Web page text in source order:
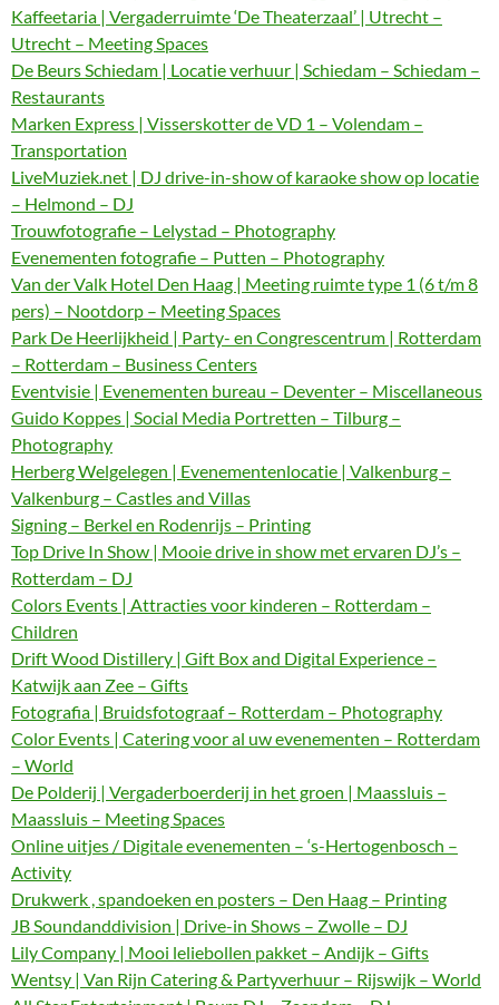
Kaffeetaria | Vergaderruimte ‘De Theaterzaal’ | Utrecht –
Utrecht – Meeting Spaces
De Beurs Schiedam | Locatie verhuur | Schiedam – Schiedam –
Restaurants
Marken Express | Visserskotter de VD 1 – Volendam –
Transportation
LiveMuziek.net | DJ drive-in-show of karaoke show op locatie
– Helmond – DJ
Trouwfotografie – Lelystad – Photography
Evenementen fotografie – Putten – Photography
Van der Valk Hotel Den Haag | Meeting ruimte type 1 (6 t/m 8
pers) – Nootdorp – Meeting Spaces
Park De Heerlijkheid | Party- en Congrescentrum | Rotterdam
– Rotterdam – Business Centers
Eventvisie | Evenementen bureau – Deventer – Miscellaneous
Guido Koppes | Social Media Portretten – Tilburg –
Photography
Herberg Welgelegen | Evenementenlocatie | Valkenburg –
Valkenburg – Castles and Villas
Signing – Berkel en Rodenrijs – Printing
Top Drive In Show | Mooie drive in show met ervaren DJ’s –
Rotterdam – DJ
Colors Events | Attracties voor kinderen – Rotterdam –
Children
Drift Wood Distillery | Gift Box and Digital Experience –
Katwijk aan Zee – Gifts
Fotografia | Bruidsfotograaf – Rotterdam – Photography
Color Events | Catering voor al uw evenementen – Rotterdam
– World
De Polderij | Vergaderboerderij in het groen | Maassluis –
Maassluis – Meeting Spaces
Online uitjes / Digitale evenementen – ‘s-Hertogenbosch –
Activity
Drukwerk , spandoeken en posters – Den Haag – Printing
JB Soundanddivision | Drive-in Shows – Zwolle – DJ
Lily Company | Mooi leliebollen pakket – Andijk – Gifts
Wentsy | Van Rijn Catering & Partyverhuur – Rijswijk – World